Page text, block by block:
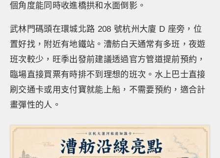
個角度能同時收進橋拱和水面倒影。
武林門碼頭在環城北路 208 號杭州大廈 D 座旁，位
置好找，附近有地鐵站。漕舫白天通常有多班，夜遊
班次較少，旺季出發前建議透過官方管道提前預約，
臨場直接買票有時排不到理想的班次。水上巴士直接
刷交通卡或用支付寶就能上船，不需要預約，適合計
畫彈性的人。